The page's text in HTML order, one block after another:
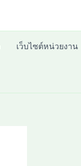
เว็บไซต์หน่วยงาน